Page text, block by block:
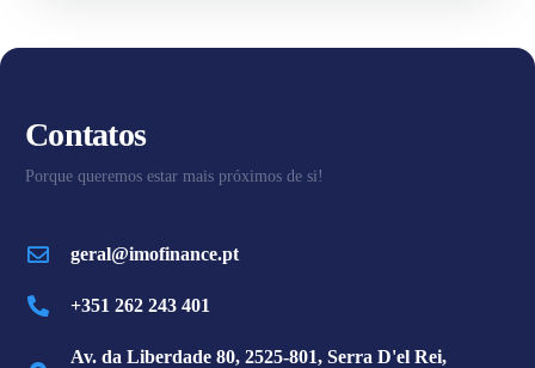
Contatos
Porque queremos estar mais próximos de si!
geral@imofinance.pt
+351 262 243 401
Av. da Liberdade 80, 2525-801, Serra D'el Rei,